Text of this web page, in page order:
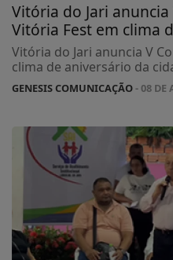
Vitória do Jari
Vitória Fest em clima
Vitória do Jari anuncia V
clima de aniversário da
GENESIS COMUNICAÇÃO- 08 DE